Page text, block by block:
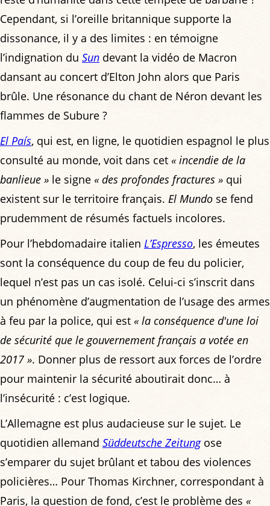
Cependant, si l’oreille britannique supporte la
dissonance, il y a des limites : en témoigne
l’indignation du Sun devant la vidéo de Macron
dansant au concert d’Elton John alors que Paris
brûle. Une résonance du chant de Néron devant les
flammes de Subure ?
El País, qui est, en ligne, le quotidien espagnol le plus
consulté au monde, voit dans cet « incendie de la
banlieue » le signe « des profondes fractures » qui
existent sur le territoire français. El Mundo se fend
prudemment de résumés factuels incolores.
Pour l’hebdomadaire italien L’Espresso, les émeutes
sont la conséquence du coup de feu du policier,
lequel n’est pas un cas isolé. Celui-ci s’inscrit dans
un phénomène d’augmentation de l’usage des armes
à feu par la police, qui est « la conséquence d'une loi
de sécurité que le gouvernement français a votée en
2017 ». Donner plus de ressort aux forces de l’ordre
pour maintenir la sécurité aboutirait donc… à
l’insécurité : c’est logique.
L’Allemagne est plus audacieuse sur le sujet. Le
quotidien allemand Süddeutsche Zeitungose
s’emparer du sujet brûlant et tabou des violences
policières… Pour Thomas Kirchner, correspondant à
Paris, la question de fond, c’est le problème des «